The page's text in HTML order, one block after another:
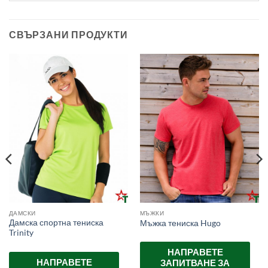
СВЪРЗАНИ ПРОДУКТИ
ДАМСКИ
Дамска спортна тениска
Trinity
НАПРАВЕТЕ
МЪЖКИ
Мъжка тениска Hugo
НАПРАВЕТЕ
ЗАПИТВАНЕ ЗА